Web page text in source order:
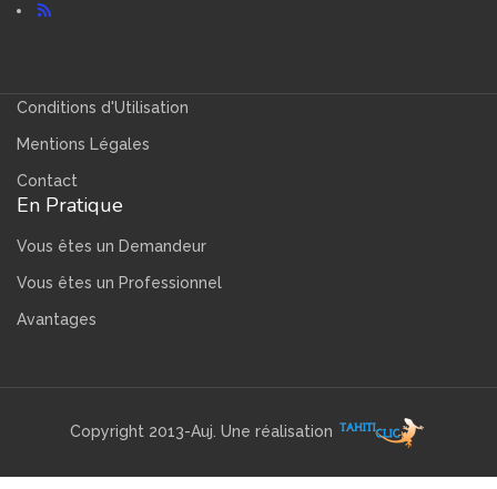
Conditions d'Utilisation
Mentions Légales
Contact
En Pratique
Vous êtes un Demandeur
Vous êtes un Professionnel
Avantages
Copyright 2013-Auj. Une réalisation